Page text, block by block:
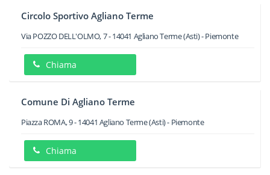
Circolo Sportivo Agliano Terme
Via POZZO DELL'OLMO, 7-14041 Agliano Terme(Asti) -Piemonte
Chiama
Comune Di Agliano Terme
Piazza ROMA, 9-14041 Agliano Terme(Asti) - Piemonte
Chiama